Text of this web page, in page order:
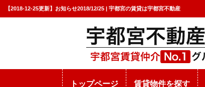
【2018-12-25更新】お知らせ2018/12/25 | 宇都宮の賃貸は宇都宮不動産
トップページ 賃貸物件を探す